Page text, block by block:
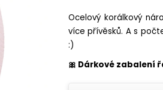
Ocelový korálkový
více přívěsků. A s
:)
🎀 Dárkové zabalení